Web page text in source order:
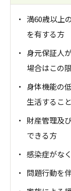
・ 満60歳以上
を有する方​
・
身元保証人
場合はこの
・
身体機能の
生活するこ
・
財産管理及
できる方​
・ 感染症がな
・
問題行動を